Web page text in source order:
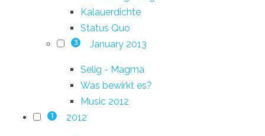
Kalauerdichte
Status Quo
3 January 2013
Selig - Magma
Was bewirkt es?
Music 2012
1 2012